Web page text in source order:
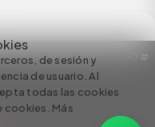
de sesión y
de usuario. Al
todas las cookies
cookies. Más
6 Dirección: Carrera 50 #